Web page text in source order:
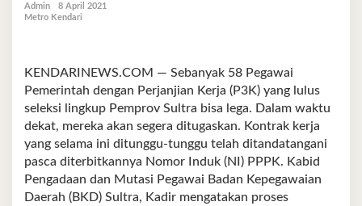
Admin
8 April 2021
Metro Kendari
KENDARINEWS.COM — Sebanyak 58 Pegawai
Pemerintah dengan Perjanjian Kerja (P3K) yang lulus
seleksi lingkup Pemprov Sultra bisa lega. Dalam waktu
dekat, mereka akan segera ditugaskan. Kontrak kerja
yang selama ini ditunggu-tunggu telah ditandatangani
pasca diterbitkannya Nomor Induk (NI) PPPK. Kabid
Pengadaan dan Mutasi Pegawai Badan Kepegawaian
Daerah (BKD) Sultra, Kadir mengatakan proses